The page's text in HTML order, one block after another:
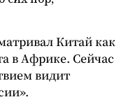
Китай как
в Африке. Сейчас
видит